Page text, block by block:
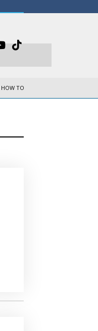
HOW TO